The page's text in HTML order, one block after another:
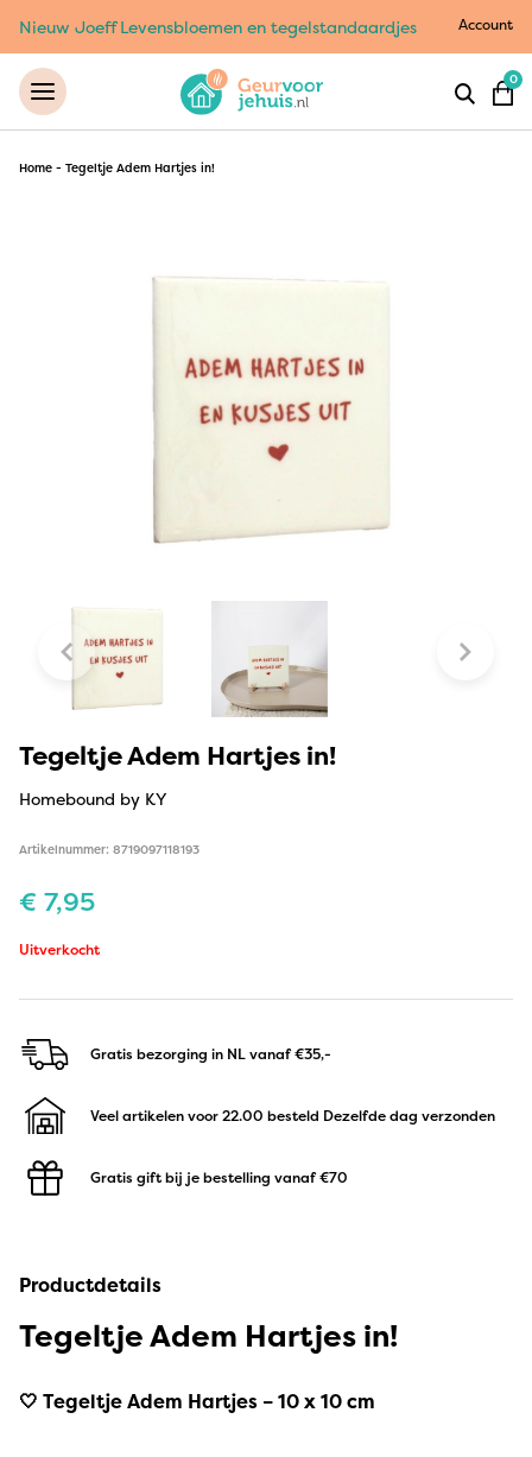
Nieuw Joeff Levensbloemen en tegelstandaardjes Account
0
Home - Tegeltje Adem Hartjes in!
Tegeltje Adem Hartjes in!
Homebound by KY
Artikelnummer: 8719097118193
€ 7,95
Uitverkocht
Gratis bezorging in NLvanaf €35,-
Veel artikelen voor 22.00 besteld Dezelfde dag verzonden
Gratis gift bij je bestelling vanaf €70
Productdetails
Tegeltje Adem Hartjes in!
🤍 Tegeltje Adem Hartjes – 10 x 10 cm